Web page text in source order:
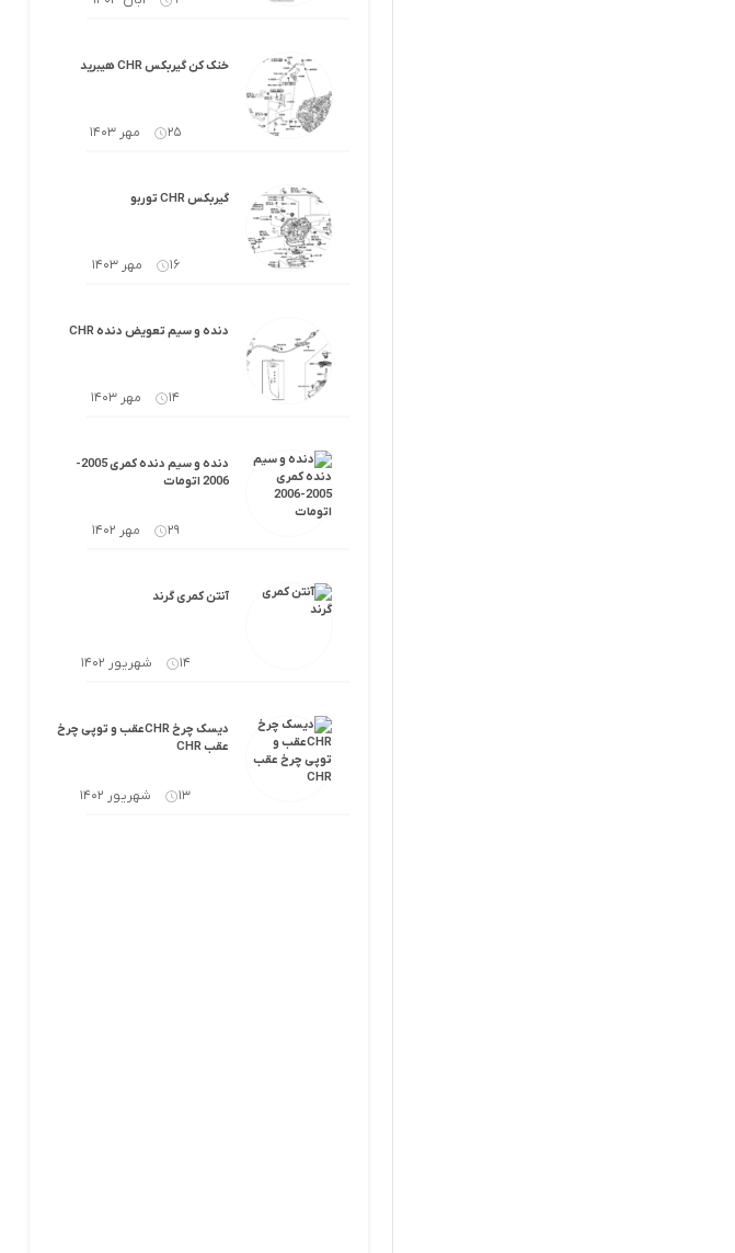
خنک کن گیربکس CHR هیبرید
25 مهر 1403
گیربکس CHR توربو
16 مهر 1403
دنده و سیم تعویض دنده CHR
14 مهر 1403
دنده و سیم دنده کمری 2005-
2006 اتومات
29 مهر 1402
آنتن کمری گرند
14 شهریور 1402
دیسک چرخ CHRعقب و توپی چرخ
عقب CHR
13 شهریور 1402